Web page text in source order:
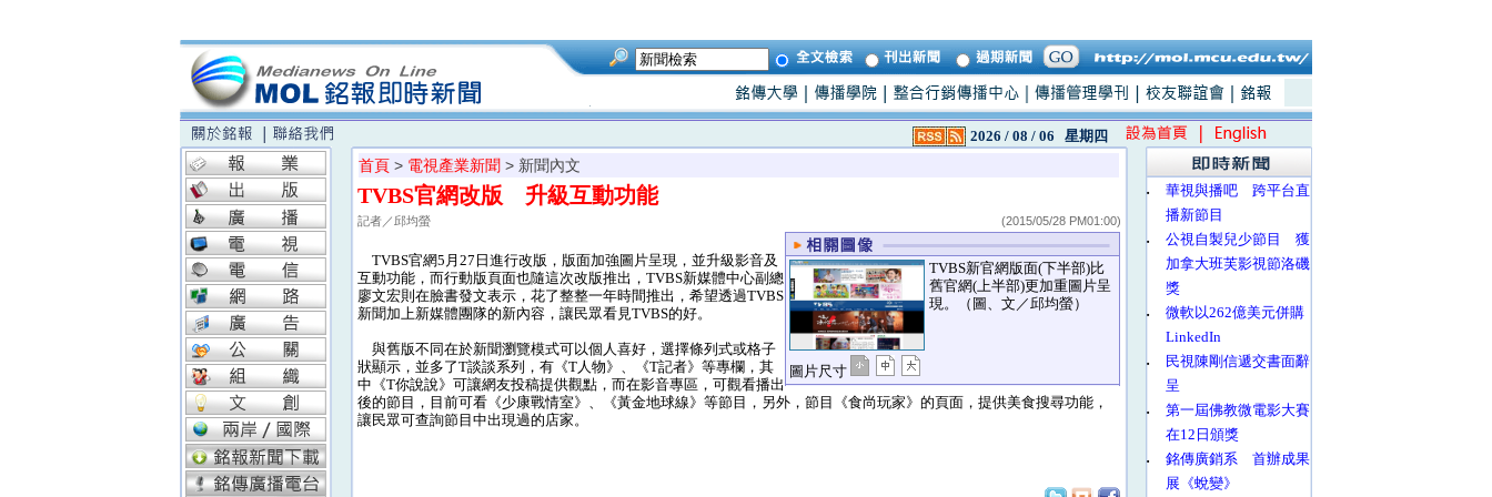
2026 / 08 / 06 星期四
首頁 > 電視產業新聞 > 新聞內文
TVBS官網改版 升級互動功能
記者／邱均螢 (2015/05/28 PM01:00)
TVBS新官網版面(下半部)比
舊官網(上半部)更加重圖片呈
現。（圖、文／邱均螢）
圖片尺寸
TVBS官網5月27日進行改版，版面加強圖片呈現，並升級影音及
互動功能，而行動版頁面也隨這次改版推出，TVBS新媒體中心副總
廖文宏則在臉書發文表示，花了整整一年時間推出，希望透過TVBS
新聞加上新媒體團隊的新內容，讓民眾看見TVBS的好。
與舊版不同在於新聞瀏覽模式可以個人喜好，選擇條列式或格子
狀顯示，並多了T談談系列，有《T人物》、《T記者》等專欄，其
中《T你說說》可讓網友投稿提供觀點，而在影音專區，可觀看播出
後的節目，目前可看《少康戰情室》、《黃金地球線》等節目，另外，節目《食尚玩家》的頁面，提供美食搜尋功能，
讓民眾可查詢節目中出現過的店家。
‧
華視與播吧 跨平台直
播新節目
‧
公視自製兒少節目 獲
加拿大班芙影視節洛磯
獎
‧
微軟以262億美元併購
LinkedIn
‧
民視陳剛信遞交書面辭
呈
‧
第一屆佛教微電影大賽
在12日頒獎
‧
銘傳廣銷系 首辦成果
展《蛻變》